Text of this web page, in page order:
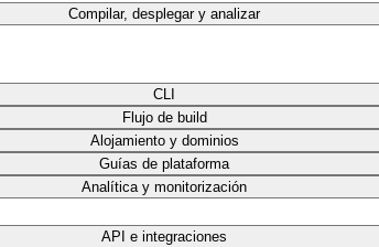
Compilar, desplegar y analizar
CLI
Flujo de build
Alojamiento y dominios
Guías de plataforma
Analítica y monitorización
API e integraciones